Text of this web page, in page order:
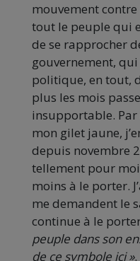
mouvement contre
tout le peuple qui
de se rapprocher
gouvernement,
politique, en tout,
plus les mois
insupportable.
mon gilet jaune,
depuis novembre
tellement pour moi
moins à le porter.
me demandent le
continue à le
peuple dans son
de ce symbole ici »